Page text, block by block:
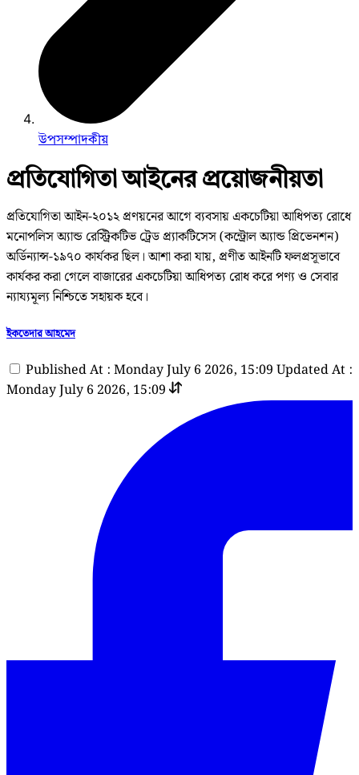
উপসম্পাদকীয়
প্রতিযোগিতা আইনের প্রয়োজনীয়তা
প্রতিযোগিতা আইন-২০১২ প্রণয়নের আগে ব্যবসায় একচেটিয়া আধিপত্য রোধে
মনোপলিস অ্যান্ড রেস্ট্রিকটিভ ট্রেড প্র্যাকটিসেস (কন্ট্রোল অ্যান্ড প্রিভেনশন)
অর্ডিন্যান্স-১৯৭০ কার্যকর ছিল। আশা করা যায়, প্রণীত আইনটি ফলপ্রসূভাবে
কার্যকর করা গেলে বাজারের একচেটিয়া আধিপত্য রোধ করে পণ্য ও সেবার
ন্যায্যমূল্য নিশ্চিতে সহায়ক হবে।
ইকতেদার আহমেদ
Published At : Monday July 6 2026, 15:09 Updated At :
Monday July 6 2026, 15:09